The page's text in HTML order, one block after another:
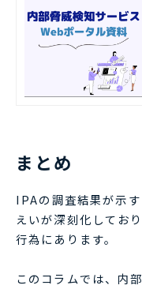
まとめ
IPAの調査結果が示
えいが深刻化してお
行為にあります。
このコラムでは、内